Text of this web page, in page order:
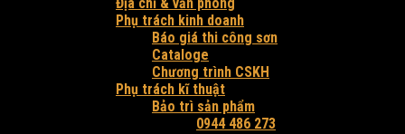
Phụ trách kinh doanh
Báo giá thi công sơn
Cataloge
Chương trình CSKH
Phụ trách kĩ thuật
Bảo trì sản phẩm
0944 486 273